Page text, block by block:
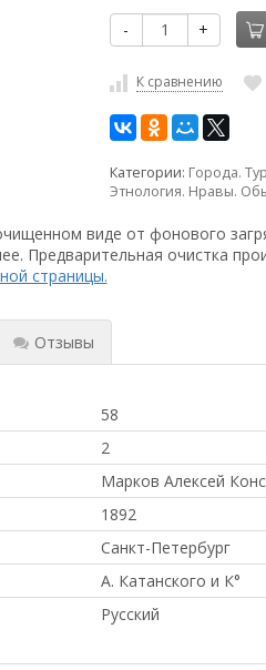
- +
К сравнению
Категории: Города.
Этнология. Нравы.
виде от фонового
Предварительная очистка
страницы.
Отзывы
58
2
Марков Алексей
1892
Санкт-Петербург
А. Катанского и К°
Русский